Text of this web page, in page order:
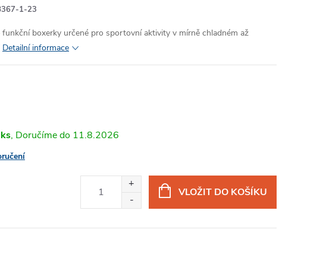
1-23
funkční boxerky určené pro sportovní aktivity v mírně chladném až
Detailní informace
11.8.2026
VLOŽIT DO KOŠÍKU